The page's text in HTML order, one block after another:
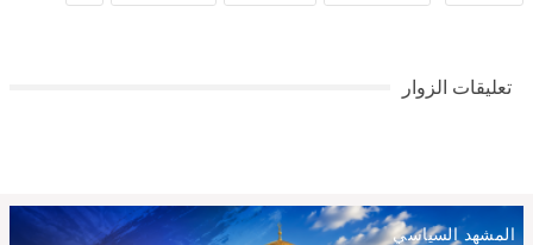
تعليقات الزوار
المشهد السياسي